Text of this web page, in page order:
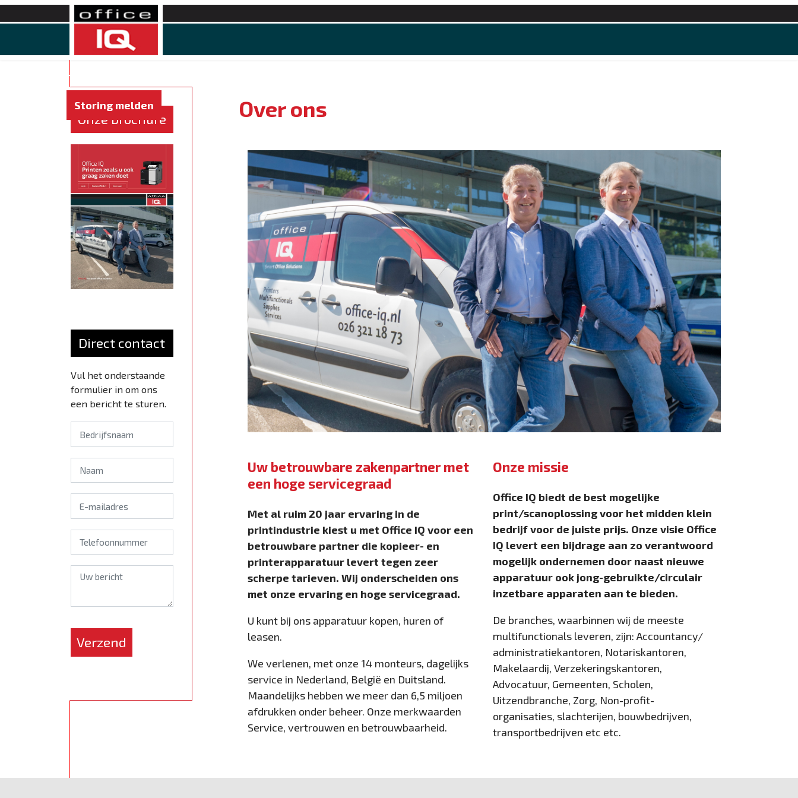
Home
Storing melden
Onze brochure
Direct contact
Vul het onderstaande
formulier in om ons
een bericht te sturen.
Verzend
Over ons
Uw betrouwbare zakenpartner met
een hoge servicegraad
Met al ruim 20 jaar ervaring in de
printindustrie kiest u met Office IQ voor een
betrouwbare partner die kopieer- en
printerapparatuur levert tegen zeer
scherpe tarieven. Wij onderscheiden ons
met onze ervaring en hoge servicegraad.
U kunt bij ons apparatuur kopen, huren of
leasen.
We verlenen, met onze 14 monteurs, dagelijks
service in Nederland, België en Duitsland.
Maandelijks hebben we meer dan 6,5 miljoen
afdrukken onder beheer. Onze merkwaarden
Service, vertrouwen en betrouwbaarheid.
Onze missie
Office IQ biedt de best mogelijke
print/scanoplossing voor het midden klein
bedrijf voor de juiste prijs. Onze visie Office
IQ levert een bijdrage aan zo verantwoord
mogelijk ondernemen door naast nieuwe
apparatuur ook jong-gebruikte/circulair
inzetbare apparaten aan te bieden.
De branches, waarbinnen wij de meeste
multifunctionals leveren, zijn: Accountancy/
administratiekantoren, Notariskantoren,
Makelaardij, Verzekeringskantoren,
Advocatuur, Gemeenten, Scholen,
Uitzendbranche, Zorg, Non-profit-
organisaties, slachterijen, bouwbedrijven,
transportbedrijven etc etc.